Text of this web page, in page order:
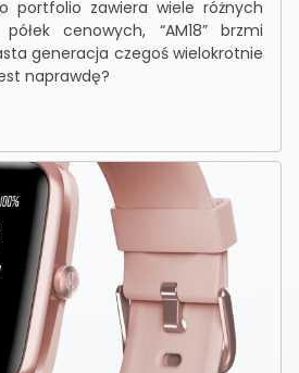
portfolio zawiera wiele różnych
cenowych, “AM18” brzmi
generacja czegoś wielokrotnie
naprawdę?